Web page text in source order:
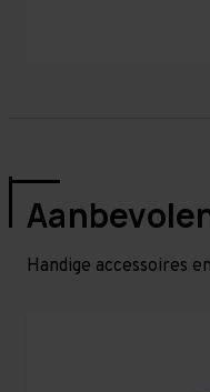
Handige accessoires